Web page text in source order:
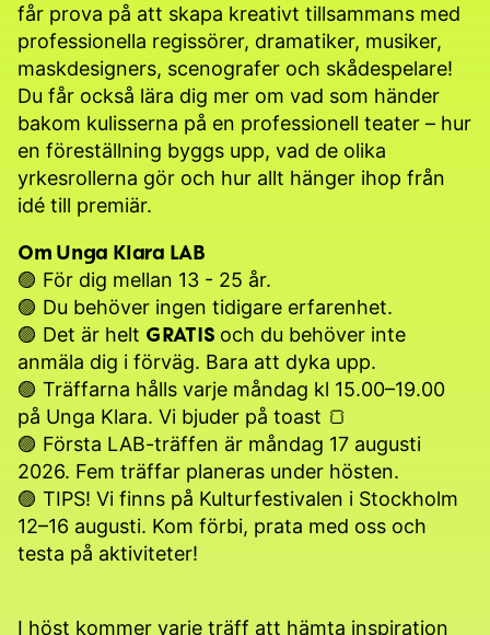
får prova på att skapa kreativt tillsammans med
professionella regissörer, dramatiker, musiker,
maskdesigners, scenografer och skådespelare!
Du får också lära dig mer om vad som händer
bakom kulisserna på en professionell teater – hur
en föreställning byggs upp, vad de olika
yrkesrollerna gör och hur allt hänger ihop från
idé till premiär.
Om Unga Klara LAB
🟣 För dig mellan 13 - 25 år.
🟣 Du behöver ingen tidigare erfarenhet.
🟣 Det är helt GRATIS och du behöver inte
anmäla dig i förväg. Bara att dyka upp.
🟣 Träffarna hålls varje måndag kl 15.00–19.00
på Unga Klara. Vi bjuder på toast 🍞
🟣 Första LAB-träffen är måndag 17 augusti
2026. Fem träffar planeras under hösten.
🟣 TIPS! Vi finns på Kulturfestivalen i Stockholm
12–16 augusti. Kom förbi, prata med oss och
testa på aktiviteter!
I höst kommer varje träff att hämta inspiration